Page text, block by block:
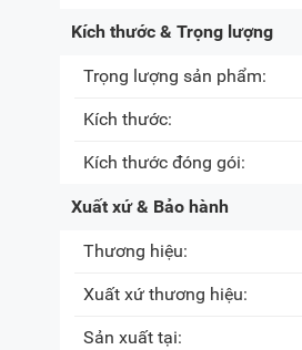
Kích thước & Trọng lượng
Trọng lượng sản phẩm:
Kích thước:
Kích thước đóng gói:
Xuất xứ & Bảo hành
Thương hiệu:
Xuất xứ thương hiệu:
Sản xuất tại: